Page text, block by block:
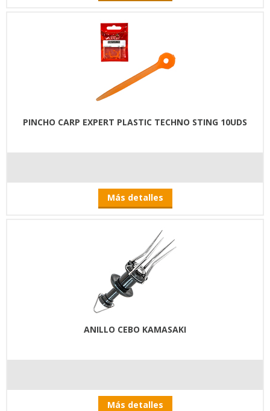
PINCHO CARP EXPERT PLASTIC TECHNO STING 10UDS
Más detalles
ANILLO CEBO KAMASAKI
Más detalles